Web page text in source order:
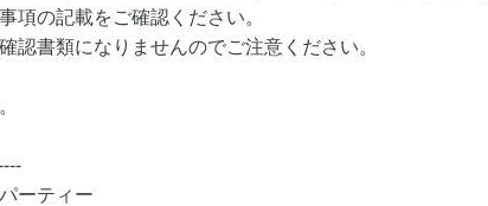
項の記載をご確認ください。
書類になりませんのでご注意ください。
ーティー